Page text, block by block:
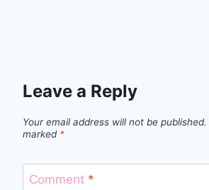
Leave a Reply
Your email address will not be published.
marked *
Comment *